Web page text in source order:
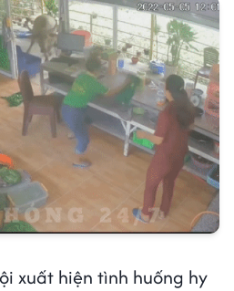
xuất hiện tình huống hy